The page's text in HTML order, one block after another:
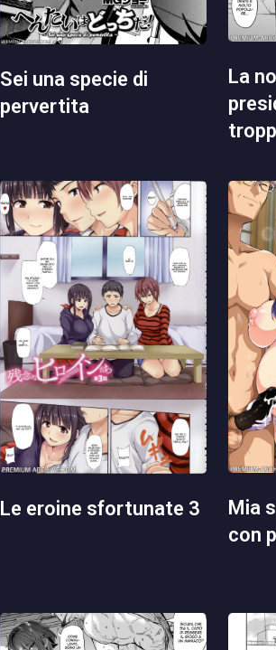
sei una specie di
pervertita
la nostra adorata
le eroine sfortunate 3
mia sorella va a letto
con